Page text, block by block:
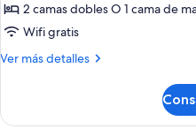
de
Suite
junior,
patio
2 camas dobles O 1 cama de
Wifi gratis
Ver más detalles
Más
junior,